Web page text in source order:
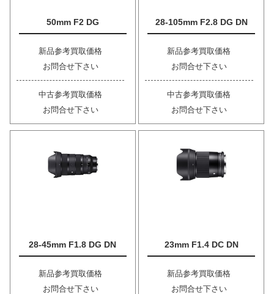
50mm F2 DG
新品参考買取価格
お問合せ下さい
中古参考買取価格
お問合せ下さい
28-105mm F2.8 DG DN
新品参考買取価格
お問合せ下さい
中古参考買取価格
お問合せ下さい
28-45mm F1.8 DG DN
新品参考買取価格
お問合せ下さい
23mm F1.4 DC DN
新品参考買取価格
お問合せ下さい